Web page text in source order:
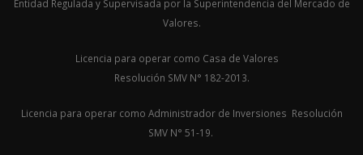
Entidad Regulada y Supervisada por la Superintendencia del Mercado de
Valores.
Licencia para operar como Casa de Valores
Resolución SMV N° 182-2013.
Licencia para operar como Administrador de Inversiones Resolución
SMV N° 51-19.